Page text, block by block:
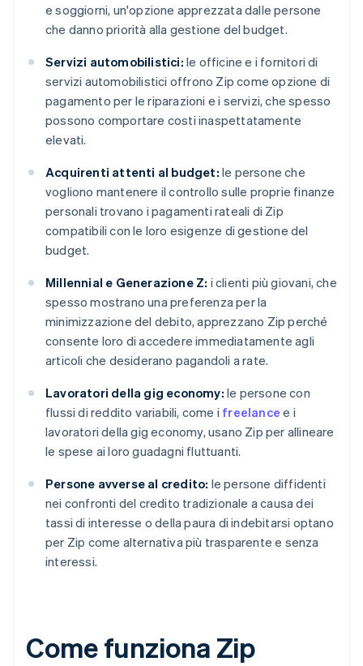
e soggiorni, un'opzione apprezzata dalle persone
che danno priorità alla gestione del budget.
Servizi automobilistici: le officine e i fornitori di
servizi automobilistici offrono Zip come opzione di
pagamento per le riparazioni e i servizi, che spesso
possono comportare costi inaspettatamente
elevati.
Acquirenti attenti al budget: le persone che
vogliono mantenere il controllo sulle proprie finanze
personali trovano i pagamenti rateali di Zip
compatibili con le loro esigenze di gestione del
budget.
Millennial e Generazione Z: i clienti più giovani, che
spesso mostrano una preferenza per la
minimizzazione del debito, apprezzano Zip perché
consente loro di accedere immediatamente agli
articoli che desiderano pagandoli a rate.
Lavoratori della gig economy: le persone con
flussi di reddito variabili, come i freelance e i
lavoratori della gig economy, usano Zip per allineare
le spese ai loro guadagni fluttuanti.
Persone avverse al credito: le persone diffidenti
nei confronti del credito tradizionale a causa dei
tassi di interesse o della paura di indebitarsi optano
per Zip come alternativa più trasparente e senza
interessi.
Come funziona Zip